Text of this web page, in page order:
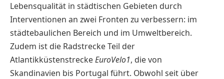
Lebensqualität in städtischen Gebieten durch
Interventionen an zwei Fronten zu verbessern: im
städtebaulichen Bereich und im Umweltbereich.
Zudem ist die Radstrecke Teil der
AtlantikküstenstreckeEuroVelo1, die von
Skandinavien bis Portugal führt. Obwohl seit über